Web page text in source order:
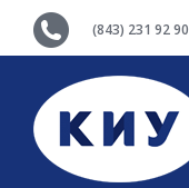
(843) 231 92 90